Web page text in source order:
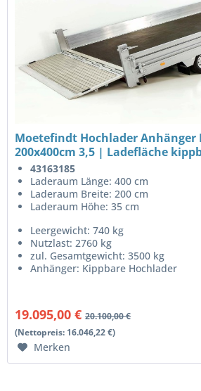
Moetefindt Hochlader Anhänger
200x400cm 3,5 | Ladefläche
43163185
Laderaum Länge: 400 cm
Laderaum Breite: 200 cm
Laderaum Höhe: 35 cm
Leergewicht: 740 kg
Nutzlast: 2760 kg
zul. Gesamtgewicht: 3500 kg
Anhänger: Kippbare Hochlader
19.095,00 € 20.100,00 €
(Nettopreis: 16.046,22 €)
Merken